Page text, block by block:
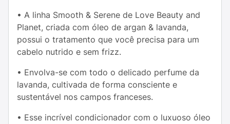
• A linha Smooth & Serene de Love Beauty and
Planet, criada com óleo de argan & lavanda,
possui o tratamento que você precisa para um
cabelo nutrido e sem frizz.
• Envolva-se com todo o delicado perfume da
lavanda, cultivada de forma consciente e
sustentável nos campos franceses.
• Esse incrível condicionador com o luxuoso óleo